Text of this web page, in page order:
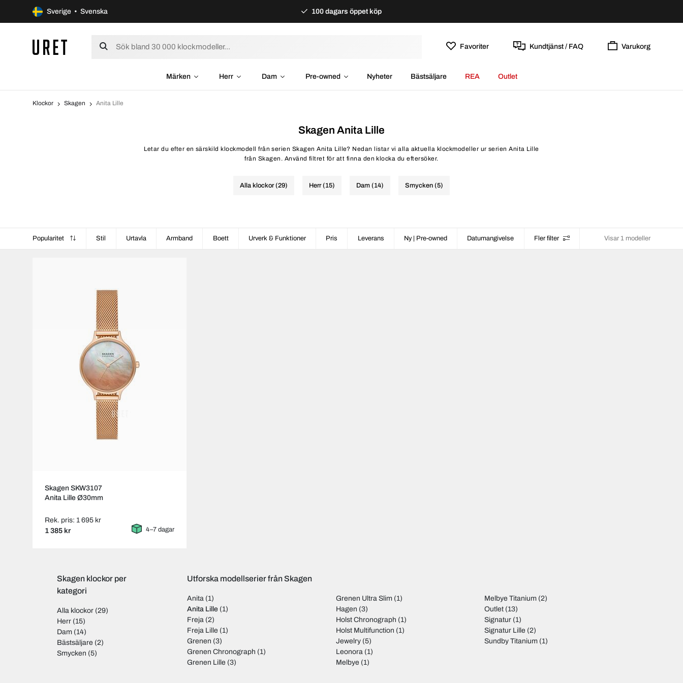
Sverige • Svenska 100 dagars öppet köp
Favoriter Kundtjänst / FAQ Varukorg
Märken Herr Dam Pre-owned Nyheter Bästsäljare REA Outlet
Klockor Skagen Anita Lille
Skagen Anita Lille
Letar du efter en särskild klockmodell från serien Skagen Anita Lille? Nedan listar vi alla aktuella klockmodeller ur serien Anita Lille
från Skagen. Använd filtret för att finna den klocka du eftersöker.
Alla klockor (29) Herr (15) Dam (14) Smycken (5)
Popularitet Stil Urtavla Armband Boett Urverk & Funktioner Pris Leverans Ny | Pre-owned Datumangivelse Fler filter Visar 1 modeller
Skagen SKW3107
Anita Lille Ø30mm
Rek. pris: 1 695 kr
1 385 kr 4–7 dagar
Skagen klockor per
kategori
Alla klockor (29)
Herr (15)
Dam (14)
Bästsäljare (2)
Smycken (5)
Utforska modellserier från Skagen
Anita (1)
Anita Lille (1)
Freja (2)
Freja Lille (1)
Grenen (3)
Grenen Chronograph (1)
Grenen Lille (3)
Grenen Ultra Slim(1)
Hagen (3)
Holst Chronograph (1)
Holst Multifunction (1)
Jewelry(5)
Leonora(1)
Melbye (1)
Melbye Titanium (2)
Outlet (13)
Signatur (1)
Signatur Lille (2)
Sundby Titanium (1)